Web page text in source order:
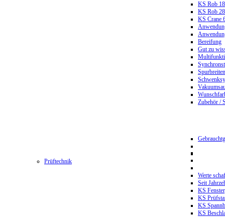
KS Rob
KS Rob
KS Crane
Bereifung
Gut zu
Zubehör /
Prüftechnik
Werte
Seit
KS
KS
KS
KS